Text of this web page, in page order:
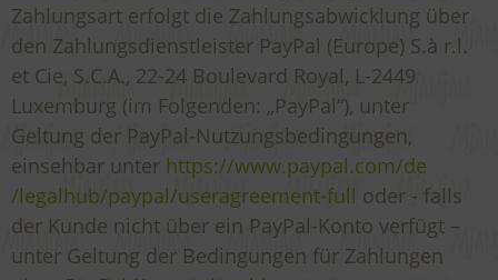
Zahlungsart erfolgt die Zahlungsabwicklung über
den Zahlungsdienstleister PayPal (Europe) S.à r.l.
et Cie, S.C.A., 22-24 Boulevard Royal, L-2449
Luxemburg (im Folgenden: „PayPal“), unter
Geltung der PayPal-Nutzungsbedingungen,
einsehbar unter https://www.paypal.com/de
/legalhub/paypal/useragreement-full oder - falls
der Kunde nicht über ein PayPal-Konto verfügt –
unter Geltung der Bedingungen für Zahlungen